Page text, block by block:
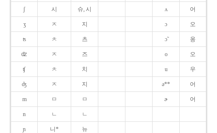
ʃ 시 슈, 시 ʌ 어
ʒ ㅈ 지 ɔ 오
ʦ ㅊ 츠 ɔ̃ 옹
ʣ ㅈ 즈 o 오
ʧ ㅊ 치 u 우
ʤ ㅈ 지 ə** 어
m ㅁ ㅁ ɚ 어
n ㄴ ㄴ
ɲ 니* 뉴